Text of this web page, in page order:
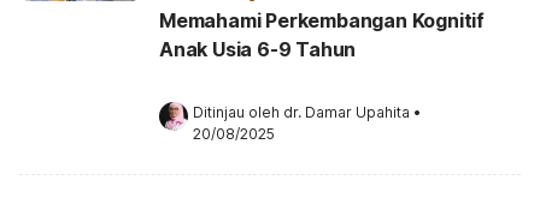
Memahami Perkembangan Kognitif
Anak Usia 6-9 Tahun
Ditinjau oleh dr. Damar Upahita •
20/08/2025